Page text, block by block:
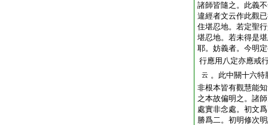
諸師皆隨之。此義
違經者文云作此觀
住堪忍地。若定聖
堪忍地。若未得是
耶。妨義者。今明
行應用八定亦應戒
云 。此中關十六特
非根本皆有觀慧能
之本故偏明之。諸
處實非念處。初文
勝爲二。初明修次